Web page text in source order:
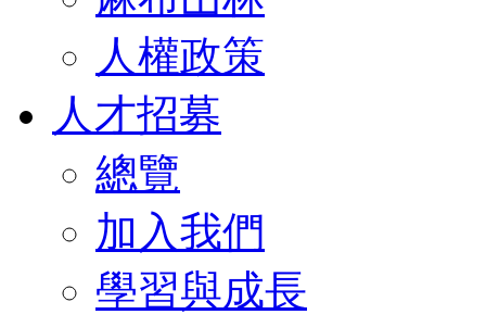
人權政策
人才招募
總覽
加入我們
學習與成長